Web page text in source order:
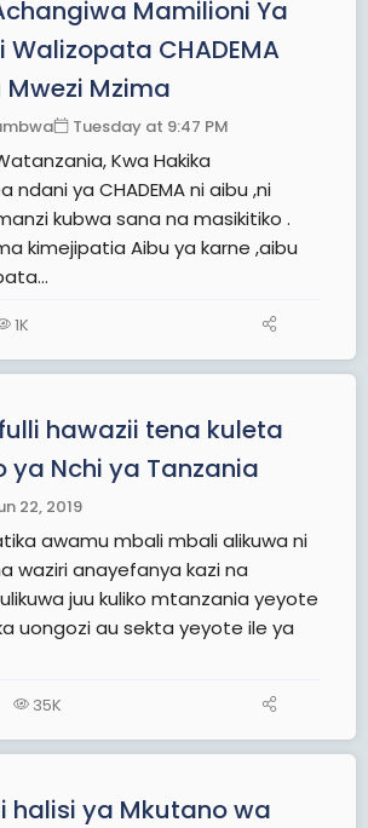
Mamilioni Ya
Walizopata CHADEMA
Mzima
Tuesday at 9:47 PM
Kwa Hakika
ndani ya CHADEMA ni aibu ,ni
kubwa sana na masikitiko .
kimejipatia Aibu ya karne ,aibu
1K
hawazii tena kuleta
ya Nchi ya Tanzania
22, 2019
awamu mbali mbali alikuwa ni
waziri anayefanya kazi na
juu kuliko mtanzania yeyote
uongozi au sekta yeyote ile ya
35K
halisi ya Mkutano wa